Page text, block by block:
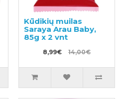
Kūdikių muilas
Saraya Arau Baby,
85g x 2 vnt
8,99€ 14,00€